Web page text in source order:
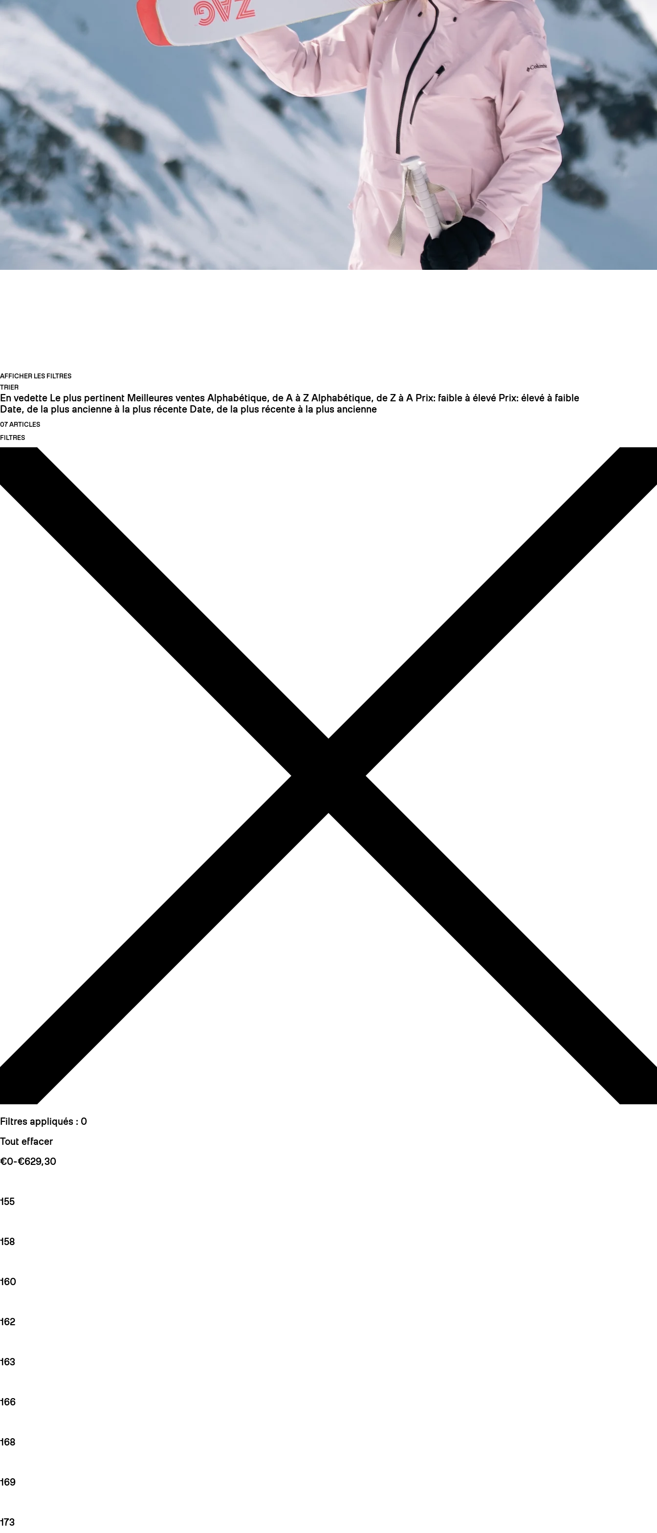
RECHERCHES POPULAIRES
Skis freeride Equipement
On dirait que vous n'avez encore rien ajouté.
AFFICHER LES FILTRES
TRIER
En vedette Le plus pertinent Meilleures ventes Alphabétique, de A à Z Alphabétique, de Z à A Prix: faible à élevé Prix: élevé à faible
Date, de la plus ancienne à la plus récente Date, de la plus récente à la plus ancienne
07 ARTICLES
FILTRES
Filtres appliqués : 0
Tout effacer
€0-€629,30
155
158
160
162
163
166
168
169
173